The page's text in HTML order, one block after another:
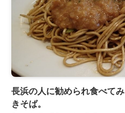
長浜の人に勧められ食べて
きそば。